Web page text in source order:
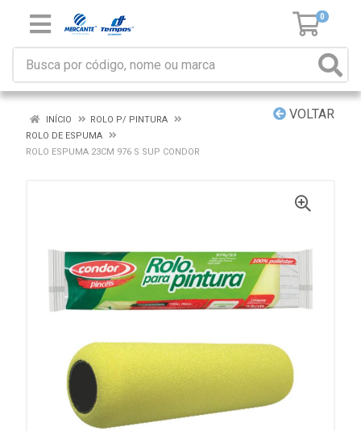
0
VOLTAR
INÍCIO
ROLO P/ PINTURA
ROLO DE ESPUMA
ROLO ESPUMA 23CM 976 S SUP CONDOR